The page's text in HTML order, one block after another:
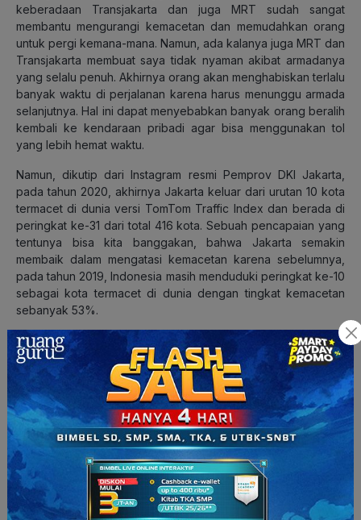
keberadaan Transjakarta dan juga MRT sudah sangat
membantu mengurangi kemacetan dan memudahkan orang
untuk pergi kemana-mana. Namun, ada kalanya juga MRT dan
Transjakarta membuat saya tidak nyaman akibat armadanya
yang selalu penuh. Akhirnya orang akan menghabiskan terlalu
banyak waktu di perjalanan karena harus menunggu armada
selanjutnya. Hal ini dapat menyebabkan banyak orang beralih
kembali ke kendaraan pribadi agar bisa menggunakan tol
yang lebih hemat waktu.
Namun, dikutip dari Instagram resmi Pemprov DKI Jakarta,
pada tahun 2020, akhirnya Jakarta keluar dari urutan 10 kota
termacet di dunia versi TomTom Traffic Index dan berada di
peringkat ke-31 dari total 416 kota. Sebuah pencapaian yang
tentunya bisa kita banggakan, bahwa Jakarta semakin
membaik dalam mengatasi kemacetan karena sebelumnya,
pada tahun 2019, Indonesia masih menduduki peringkat ke-10
sebagai kota termacet di dunia dengan tingkat kemacetan
sebanyak 53%.
Oleh karena itu, saya menanggapi hal ini dengan ingin
memberikan pujian bagi Pemprov DKI yang sudah mampu
menangani kemacetan Jakarta menuju arah yang lebih baik.
Meskipun harus diakui bahwa masih banyak hal yang perlu
diperbaiki dan terus ditingkatkan.
Selain itu, upaya dalam mengajak masyarakat untuk naik
transportasi umum juga perlu ditingkatkan lagi, seperti
dengan memperbanyak kawasan dan wilayah yang
terjangkau oleh Transjakarta, MRT, dan juga angkutan umum
lainnya. Tentunya hal ini juga diiringi dengan penambahan